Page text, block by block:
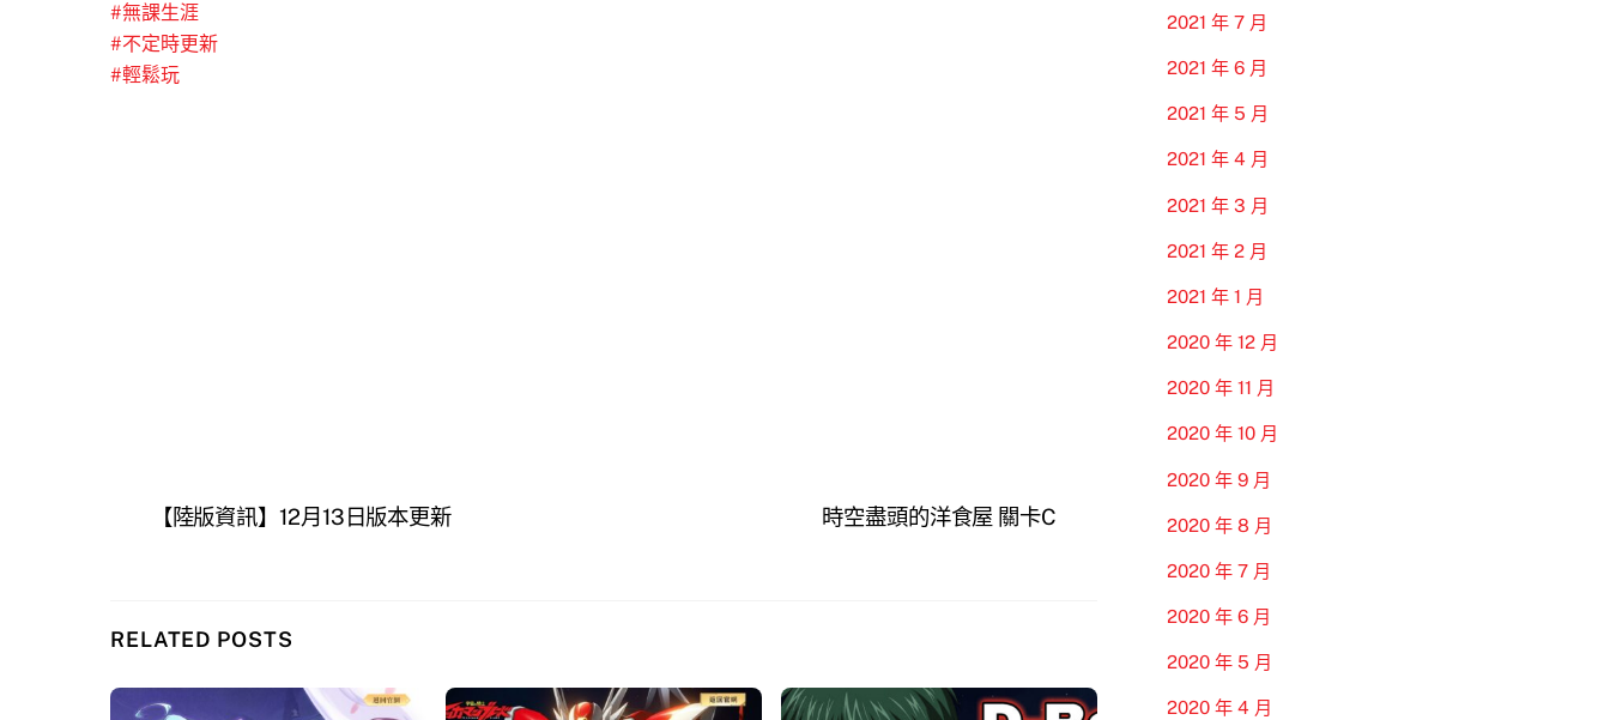
#無課生涯
#不定時更新
#輕鬆玩
【陸版資訊】12月13日版本更新 時空盡頭的洋食屋 關卡C
RELATED POSTS
2021 年 7 月
2021 年 6 月
2021 年 5 月
2021 年 4 月
2021 年 3 月
2021 年 2 月
2021 年 1 月
2020 年 12 月
2020 年 11 月
2020 年 10 月
2020 年 9 月
2020 年 8 月
2020 年 7 月
2020 年 6 月
2020 年 5 月
2020 年 4 月